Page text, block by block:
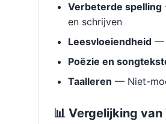
Verbeterde spelling
en schrijven
Leesvloeiendheid —
Poëzie en
Taalleren — Niet-
📊 Vergelijking